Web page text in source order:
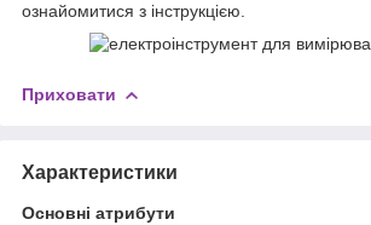
ознайомитися з інструкцією.
Приховати
Характеристики
Основні атрибути